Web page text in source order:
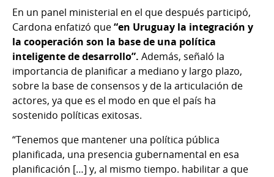
En un panel ministerial en el que después participó,
Cardona enfatizó que“en Uruguay la integración y
la cooperación son la base de una política
inteligente de desarrollo”. Además, señaló la
importancia de planificar a mediano y largo plazo,
sobre la base de consensos y de la articulación de
actores, ya que es el modo en que el país ha
sostenido políticas exitosas.
“Tenemos que mantener una política pública
planificada, una presencia gubernamental en esa
planificación […] y, al mismo tiempo. habilitar a que